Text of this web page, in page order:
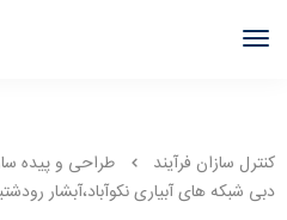
کنترل سازان فرآیند
طراحی و پیده
دبی شبکه های آبیاری نکوآباد،آبشار